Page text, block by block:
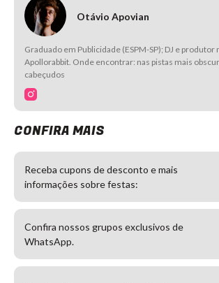
Otávio Apovian
Graduado em Publicidade (ESPM-SP); DJ e
Apollorabbit. Onde encontrar: nas pistas mais
cabeçudos
CONFIRA MAIS
Receba cupons de desconto e mais
informações sobre festas:
Confira nossos grupos exclusivos de
WhatsApp.